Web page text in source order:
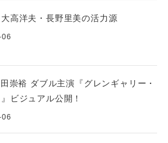
高洋夫・長野里美の活力源
崇裕 ダブル主演『グレンギャリー・
ビジュアル公開！